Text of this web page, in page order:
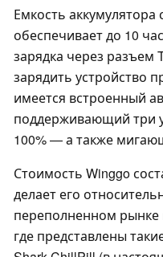
Емкость аккумулятора
обеспечивает до 10
зарядка через разъем
зарядить устройство
имеется встроенный
поддерживающий три
100% — а также
Стоимость Winggo
делает его
переполненном рынке
где представлены